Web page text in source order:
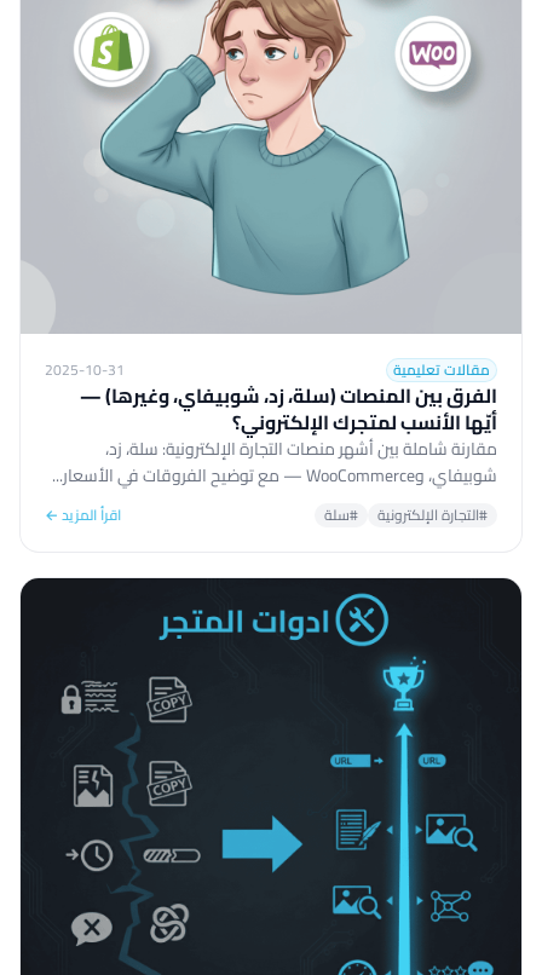
مقالات تعليمية 2025-10-31
الفرق بين المنصات (سلة، زد، شوبيفاي، وغيرها) —
أيّها الأنسب لمتجرك الإلكتروني؟
مقارنة شاملة بين أشهر منصات التجارة الإلكترونية: سلة، زد،
شوبيفاي، وWooCommerce — مع توضيح الفروقات في الأسعار...
#التجارة الإلكترونية #سلة اقرأ المزيد ←